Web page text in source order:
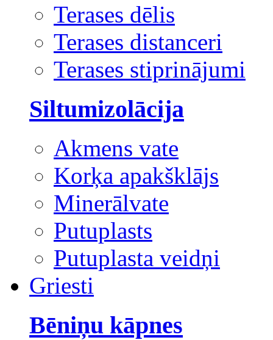
Terases dēlis
Terases distanceri
Terases stiprinājumi
Siltumizolācija
Akmens vate
Korķa apakšklājs
Minerālvate
Putuplasts
Putuplasta veidņi
Griesti
Bēniņu kāpnes